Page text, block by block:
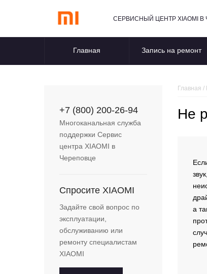
СЕРВИСНЫЙ ЦЕНТР XIAOMI
Главная Запись на ремонт
+7 (800) 200-26-94
Многоканальная служба
поддержки Сервис
центра XIAOMI в
Череповце
Спросите XIAOMI
Задайте свой вопрос по
эксплуатации,
обслуживанию или
ремонту специалистам
XIAOMI
Главная /
Не
а